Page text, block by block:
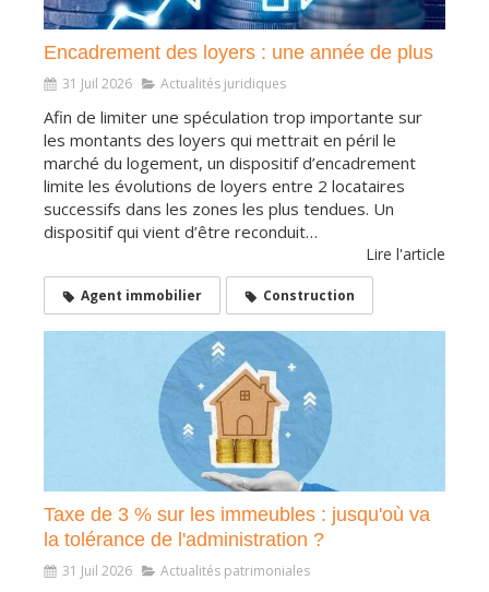
Encadrement des loyers : une année de plus
31 Juil 2026 Actualités juridiques
Afin de limiter une spéculation trop importante sur
les montants des loyers qui mettrait en péril le
marché du logement, un dispositif d’encadrement
limite les évolutions de loyers entre 2 locataires
successifs dans les zones les plus tendues. Un
dispositif qui vient d’être reconduit…
Lire l'article
Agent immobilier Construction
Taxe de 3 % sur les immeubles : jusqu'où va
la tolérance de l'administration ?
31 Juil 2026 Actualités patrimoniales